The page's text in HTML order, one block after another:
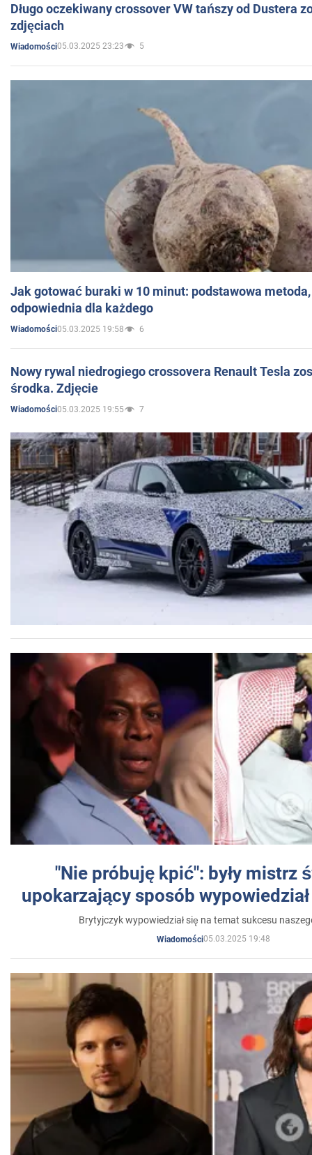
Długo oczekiwany crossover VW tańszy od Dustera
zdjęciach
Wiadomości05.03.2025 23:23 5
Jak gotować buraki w 10 minut: podstawowa
odpowiednia dla każdego
Wiadomości05.03.2025 19:58 6
Nowy rywal niedrogiego crossovera Renault Tesla
środka. Zdjęcie
Wiadomości05.03.2025 19:55 7
"Nie próbuję kpić": były mistrz
upokarzający sposób
Brytyjczyk wypowiedział się na temat sukcesu
Wiadomości05.03.2025 19:48